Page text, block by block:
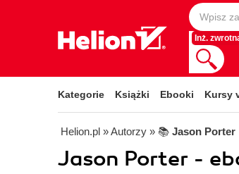
Inż.
Kategorie Książki Ebooki Kursy
Helion.pl » Autorzy » 📚 Jason Porter
Jason Porter -